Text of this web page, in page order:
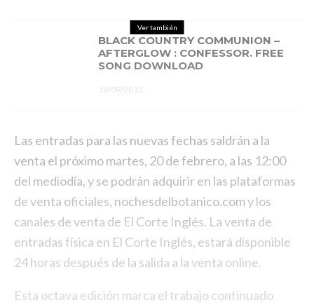
Ver también
BLACK COUNTRY COMMUNION –
AFTERGLOW : CONFESSOR. FREE
SONG DOWNLOAD
19/09/2012
Las entradas para las nuevas fechas saldrán a la
venta el próximo martes, 20 de febrero, a las 12:00
del mediodía, y se podrán adquirir en las plataformas
de venta oficiales, nochesdelbotanico.comy los
canales de venta de El Corte Inglés. La venta de
entradas física en El Corte Inglés, estará disponible
24 horas después de la salida a la venta online.
Esta octava edición marca el trabajo continuado